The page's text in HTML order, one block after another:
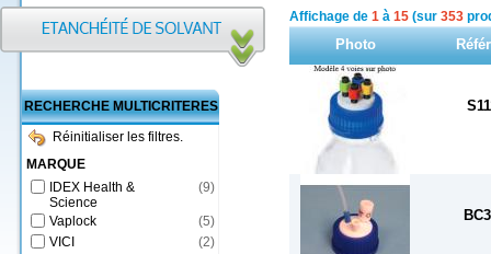
RECHERCHE MULTICRITERES
Réinitialiser les filtres.
MARQUE
IDEX Health &
Science
(9)
Vaplock (5)
VICI
(2)
Affichage de 1 à 15 (sur 353
Photo